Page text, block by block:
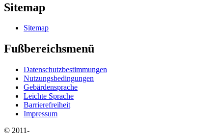
Sitemap
Sitemap
Fußbereichsmenü
Datenschutzbestimmungen
Nutzungsbedingungen
Gebärdensprache
Leichte Sprache
Barrierefreiheit
Impressum
© 2011-